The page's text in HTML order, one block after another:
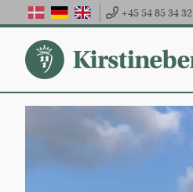
+45 54 85 34 32
dansktysk engelsk